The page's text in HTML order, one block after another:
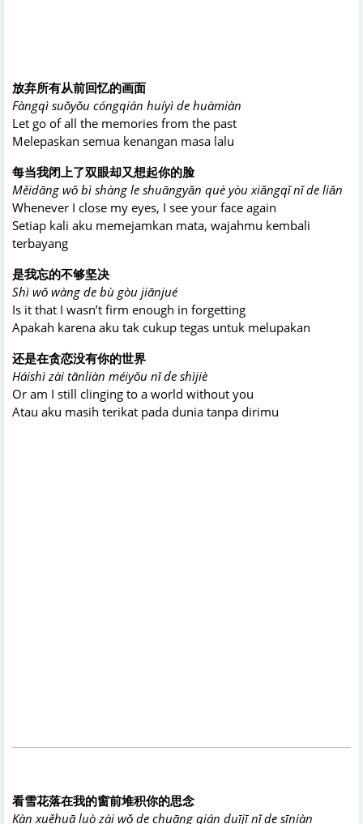
放弃所有从前回忆的画面
Fàngqì suǒyǒu cóngqián huíyì de huàmiàn
Let go of all the memories from the past
Melepaskan semua kenangan masa lalu
每当我闭上了双眼却又想起你的脸
Měidāng wǒ bì shàng le shuāngyǎn què yòu xiǎngqǐ nǐ de liǎn
Whenever I close my eyes, I see your face again
Setiap kali aku memejamkan mata, wajahmu kembali
terbayang
是我忘的不够坚决
Shì wǒ wàng de bù gòu jiānjué
Is it that I wasn’t firm enough in forgetting
Apakah karena aku tak cukup tegas untuk melupakan
还是在贪恋没有你的世界
Háishì zài tānliàn méiyǒu nǐ de shìjiè
Or am I still clinging to a world without you
Atau aku masih terikat pada dunia tanpa dirimu
看雪花落在我的窗前堆积你的思念
Kàn xuěhuā luò zài wǒ de chuāng qián duījī nǐ de sīniàn